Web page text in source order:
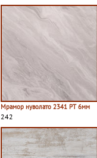
Мрамор нуволато 2341 PT 6мм
242